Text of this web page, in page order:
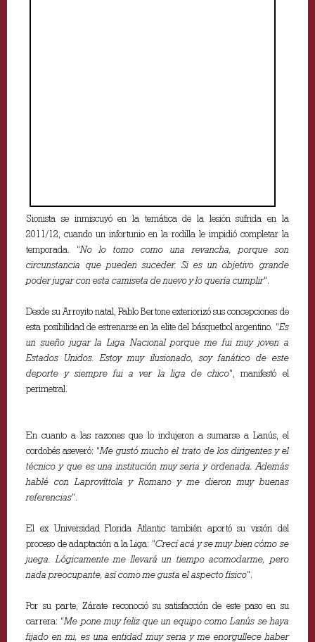
Sionista se inmiscuyó en la temática de la lesión sufrida en la
2011/12, cuando un infortunio en la rodilla le impidió completar la
temporada. “No lo tomo como una revancha, porque son
circunstancia que pueden suceder. Si es un objetivo grande
poder jugar con esta camiseta de nuevo y lo quería cumplir”.
Desde su Arroyito natal, Pablo Bertone exteriorizó sus concepciones de
esta posibilidad de estrenarse en la elite del básquetbol argentino. “Es
un sueño jugar la Liga Nacional porque me fui muy joven a
Estados Unidos. Estoy muy ilusionado, soy fanático de este
deporte y siempre fui a ver la liga de chico”, manifestó el
perimetral.
En cuanto a las razones que lo indujeron a sumarse a Lanús, el
cordobés aseveró: “Me gustó mucho el trato de los dirigentes y el
técnico y que es una institución muy seria y ordenada. Además
hablé con Laprovíttola y Romano y me dieron muy buenas
referencias”.
El ex Universidad Florida Atlantic también aportó su visión del
proceso de adaptación a la Liga: “Crecí acá y se muy bien cómo se
juega. Lógicamente me llevará un tiempo acomodarme, pero
nada preocupante, así como me gusta el aspecto físico”.
Por su parte, Zárate reconoció su satisfacción de este paso en su
carrera: “Me pone muy feliz que un equipo como Lanús se haya
fijado en mi, es una entidad muy seria y me enorgullece haber